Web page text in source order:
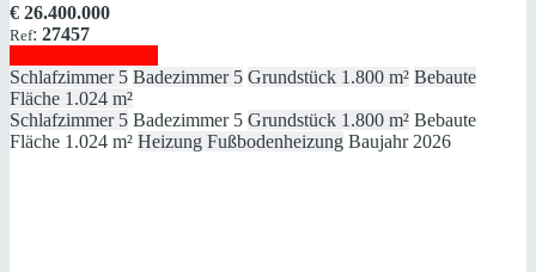
€ 26.400.000
Ref: 27457
Schlafzimmer 5 Badezimmer 5 Grundstück 1.800 m² Bebaute
Fläche 1.024 m²
Schlafzimmer 5 Badezimmer 5 Grundstück 1.800 m² Bebaute
Fläche 1.024 m² Heizung Fußbodenheizung Baujahr 2026